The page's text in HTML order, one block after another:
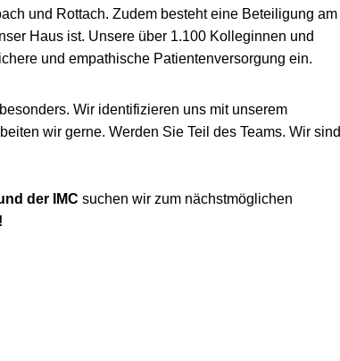
und Rottach. Zudem besteht eine Beteiligung am
Haus ist. Unsere über 1.100 Kolleginnen und
und empathische Patientenversorgung ein.
Wir identifizieren uns mit unserem
wir gerne. Werden Sie Teil des Teams. Wir sind
der IMC suchen wir zum nächstmöglichen